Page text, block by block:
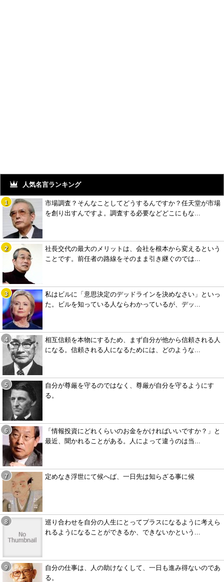
人気名言ランキング
市場調査？そんなことしてどうするんですか？任天堂が市場
を創り出すんですよ。調査する必要などどこにもな...
社長交代の最大のメリットは、会社を根本から変えるという
ことです。前任者の路線をそのまま引き継ぐのでは...
私はビルに「意思決定のデッドラインを決めなさい」といっ
た。ビルを知っている人ならわかっているが、デッ...
相互信頼を本物にするため、まず自分が他から信頼される人
になる。信頼される人になるためには、どのような...
自分が尊厳を守るのではなく、尊厳が自分を守るようにす
る。
「情報投資にどれくらいのお金をかければいいですか？」と
最近、聞かれることがある。人によって違うのは当...
定めなき浮世にて候へば、一日先は知らざる事に候
巡り合わせを自分の人生にとってプラスになるように考えら
れるようになることができるか、できないかという...
自分の仕事は、人の助けなくして、一日も進み得ないのであ
る。